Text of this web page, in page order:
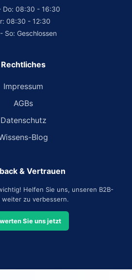
Do: 08:30 - 16:30
08:30 - 12:30
So: Geschlossen
Rechtliches
Impressum
AGBs
Datenschutz
Blog
& Vertrauen
Helfen Sie uns, unseren B2B-
weiter zu verbessern.
Sie uns jetzt